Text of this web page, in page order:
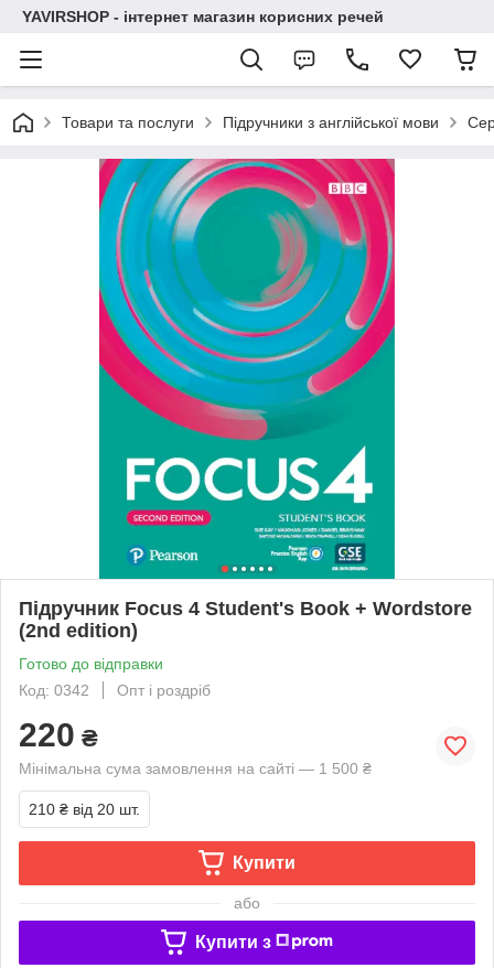
YAVIRSHOP - інтернет магазин корисних речей
Товари та послуги Підручники з англійської мови
Підручник Focus 4 Student's Book + Wordstore
(2nd edition)
Готово до відправки
Код: 0342
Опт і роздріб
220 ₴
Мінімальна сума замовлення на сайті — 1 500 ₴
210 ₴ від 20 шт.
Купити
або
Купити з